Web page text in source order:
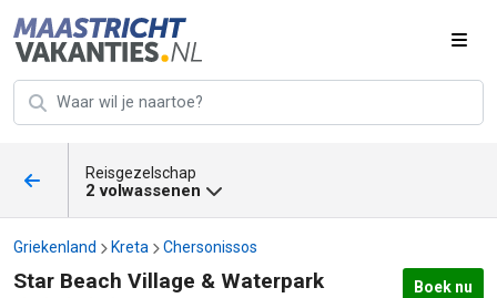
Reisgezelschap
2 volwassenen
Griekenland Kreta Chersonissos
Star Beach Village & Waterpark Boek nu